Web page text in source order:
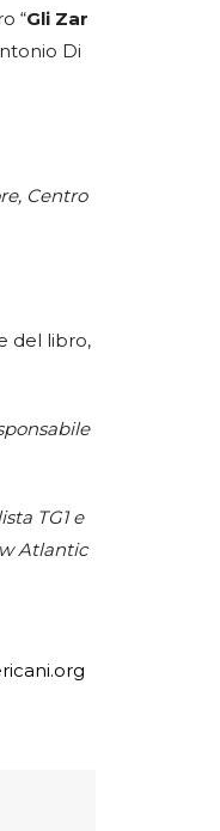
“Gli Zar
Di
Centro
del libro,
TG1 e
Atlantic